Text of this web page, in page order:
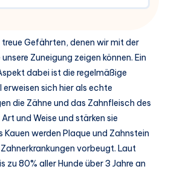
treue Gefährten, denen wir mit der
Zuneigung zeigen können. Ein
dabei ist die regelmäßige
sich hier als echte
die Zähne und das Zahnfleisch des
und Weise und stärken sie
werden Plaque und Zahnstein
vorbeugt. Laut
zu 80% aller Hunde über 3 Jahre an